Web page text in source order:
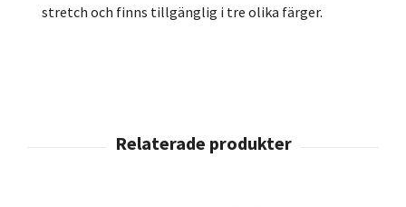
stretch och finns tillgänglig i tre olika färger.